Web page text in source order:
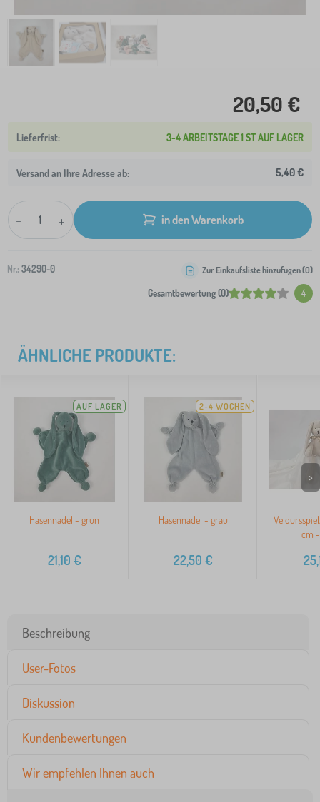
20,50 €
3-4 ARBEITSTAGE 1 ST AUF LAGER
Versand an Ihre Adresse ab: 5,40 €
- + in den Warenkorb
Nr.: 34290-0
Gesamtbewertung (0) 4
Zur Einkaufsliste hinzufügen (0)
ÄHNLICHE PRODUKTE:
AUF LAGER
Hasennadel - grün
21,10 €
2-4 WOCHEN
Hasennadel - grau
22,50 €
cm
>
Beschreibung
User-Fotos
Diskussion
Kundenbewertungen
Wir empfehlen Ihnen auch